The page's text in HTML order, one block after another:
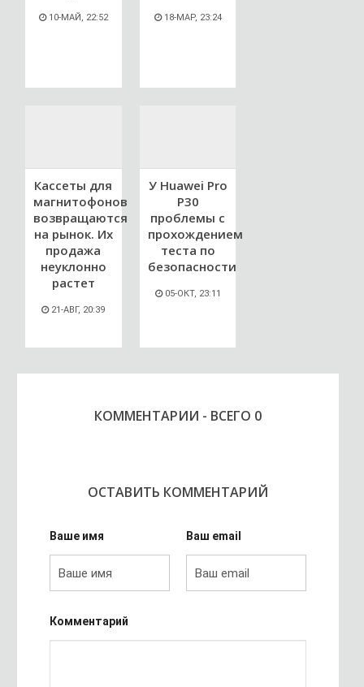
10-МАЙ, 22:52 18-МАР, 23:24
Кассеты для
магнитофонов
возвращаются
на рынок. Их
продажа
неуклонно
растет
21-АВГ, 20:39
У Huawei Pro
P30
проблемы с
прохождением
теста по
безопасности
05-ОКТ, 23:11
КОММЕНТАРИИ - ВСЕГО 0
ОСТАВИТЬ КОММЕНТАРИЙ
Ваше имя Ваш email
Комментарий